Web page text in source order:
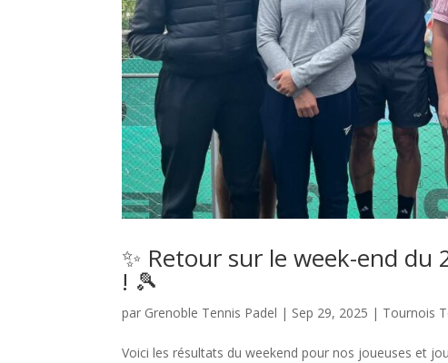
✨ Retour sur le week-end
! 🎾
par Grenoble Tennis Padel | Sep 29, 2025 | Tournois
Voici les résultats du weekend pour nos joueuses et